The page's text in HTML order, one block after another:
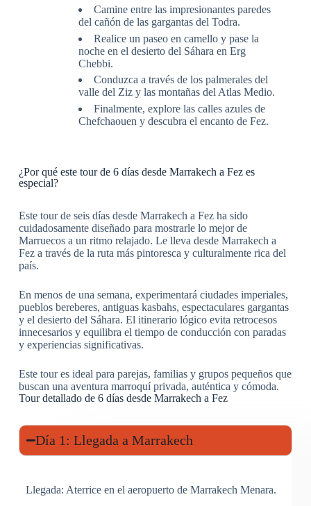
Camine entre las impresionantes paredes
del cañón de las gargantas del Todra.
Realice un paseo en camello y pase la
noche en el desierto del Sáhara en Erg
Chebbi.
Conduzca a través de los palmerales del
valle del Ziz y las montañas del Atlas Medio.
Finalmente, explore las calles azules de
Chefchaouen y descubra el encanto de Fez.
¿Por qué este tour de 6 días desde Marrakech a Fez es
especial?
Este tour de seis días desde Marrakech a Fez ha sido
cuidadosamente diseñado para mostrarle lo mejor de
Marruecos a un ritmo relajado. Le lleva desde Marrakech a
Fez a través de la ruta más pintoresca y culturalmente rica del
país.
En menos de una semana, experimentará ciudades imperiales,
pueblos bereberes, antiguas kasbahs, espectaculares gargantas
y el desierto del Sáhara. El itinerario lógico evita retrocesos
innecesarios y equilibra el tiempo de conducción con paradas
y experiencias significativas.
Este tour es ideal para parejas, familias y grupos pequeños que
buscan una aventura marroquí privada, auténtica y cómoda.
Tour detallado de 6 días desde Marrakech a Fez
Día 1: Llegada a Marrakech
Llegada: Aterrice en el aeropuerto de Marrakech Menara.